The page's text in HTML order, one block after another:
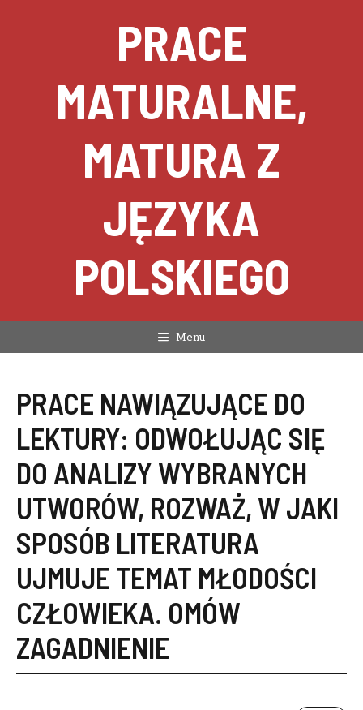
PRACE
MATURALNE,
MATURA Z
JĘZYKA
POLSKIEGO
Menu
PRACE NAWIĄZUJĄCE DO
LEKTURY: ODWOŁUJĄC SIĘ
DO ANALIZY WYBRANYCH
UTWORÓW, ROZWAŻ, W JAKI
SPOSÓB LITERATURA
UJMUJE TEMAT MŁODOŚCI
CZŁOWIEKA. OMÓW
ZAGADNIENIE